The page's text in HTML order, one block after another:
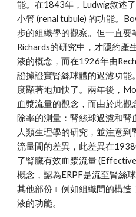
能。在1843年，Ludwig敘述
小管 (renal tubule) 的功能。
步的組織學的觀察。但一直要
Richards的研究中，才隱約產
液的概念，而在1926年由
證據證實腎絲球體的過濾功能
度顯著地加快了。兩年後，
血漿流量的觀念，而由於此
除率的測量：腎絲球過濾和腎
人類生理學的研究，並注意
流量間的差異，此差異在
了腎臟有效血漿流量
概念，認為ERPF是流至腎絲
其他部份﹝例如組織間的構造
液的功能。